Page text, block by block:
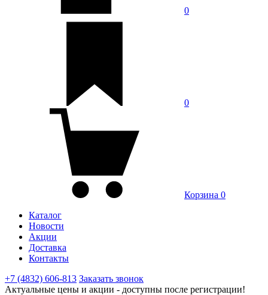
0
0
Корзина 0
Каталог
Новости
Акции
Доставка
Контакты
+7 (4832) 606-813 Заказать звонок
Актуальные цены и акции - доступны после регистрации!